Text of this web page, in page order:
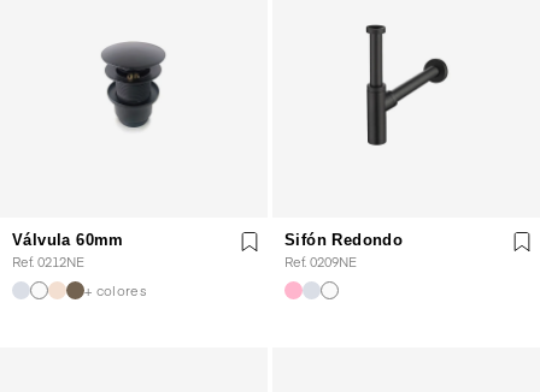
Válvula 60mm
Ref. 0212NE
+ colores
Sifón Redondo
Ref. 0209NE